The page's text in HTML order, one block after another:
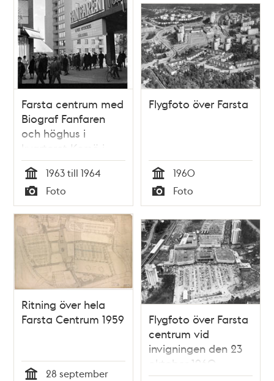
Farsta centrum med
Biograf Fanfaren
och höghus i
kvarteret Korsö i
bakgrunden.
Tid
1963 till 1964
Typ
Foto
Flygfoto över Farsta
Tid
1960
Typ
Foto
Ritning över hela
Farsta Centrum 1959
28 september
Flygfoto över Farsta
centrum vid
invigningen den 23
oktober 1960